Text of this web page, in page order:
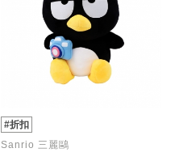
#折扣
Sanrio 三麗鷗